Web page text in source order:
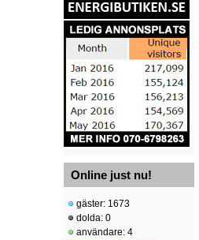
Online just nu!
gäster: 1673
dolda: 0
användare: 4